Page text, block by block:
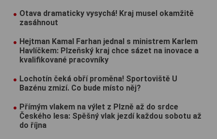
Otava dramaticky vysychá! Kraj musel okamžitě
zasáhnout
Hejtman Kamal Farhan jednal s ministrem Karlem
Havlíčkem: Plzeňský kraj chce sázet na inovace a
kvalifikované pracovníky
Lochotín čeká obří proměna! Sportoviště U
Bazénu zmizí. Co bude místo něj?
Přímým vlakem na výlet z Plzně až do srdce
Českého lesa: Spěšný vlak jezdí každou sobotu až
do října